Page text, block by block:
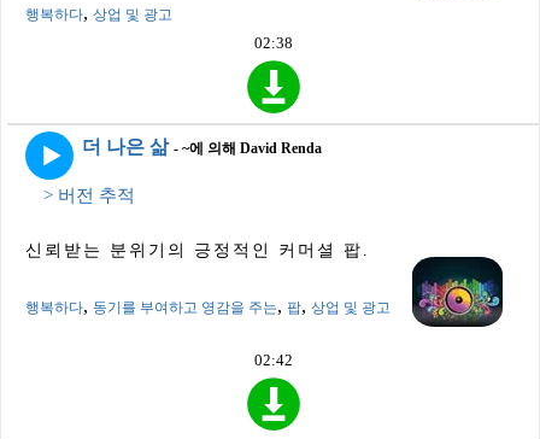
행복하다, 상업 및 광고
02:38
더 나은 삶 - ~에 의해 David Renda
> 버전 추적
신뢰받는 분위기의 긍정적인 커머셜 팝.
행복하다, 동기를 부여하고 영감을 주는, 팝, 상업 및 광고
02:42